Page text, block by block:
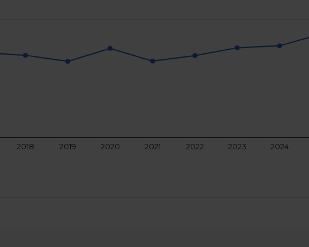
2018 2019 2020 2021 2022 2023 2024